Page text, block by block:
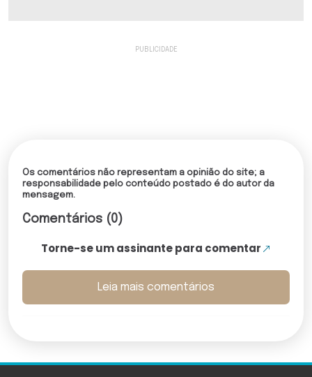
Os comentários não representam a opinião do site; a
responsabilidade pelo conteúdo postado é do autor da
mensagem.
Comentários (0)
Torne-se um assinante para comentar
Leia mais comentários